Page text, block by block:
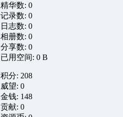
精华数: 0
记录数: 0
日志数: 0
相册数: 0
分享数: 0
已用空间: 0 B
积分: 208
威望: 0
金钱: 148
贡献: 0